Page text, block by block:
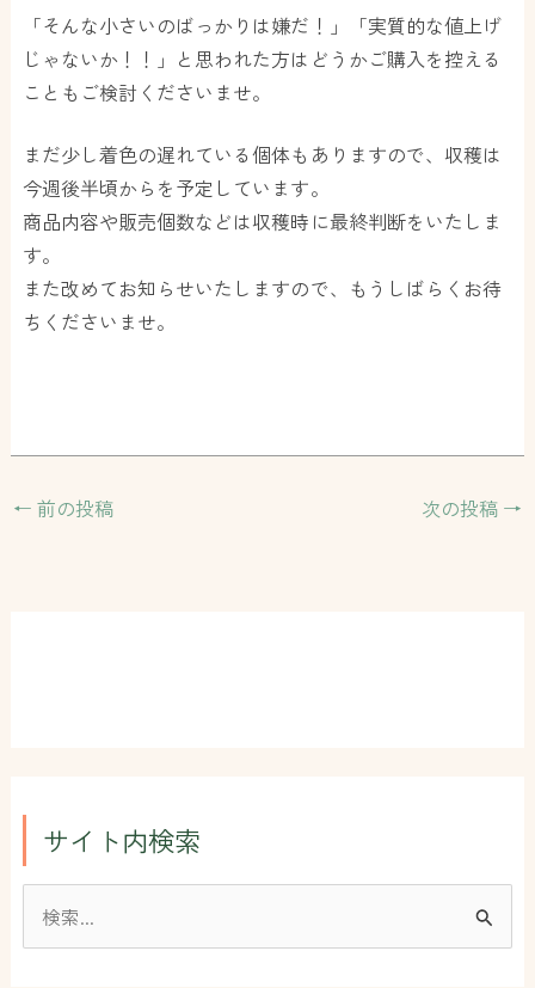
「そんな小さいのばっかりは嫌だ！」「実質的な値上げ
じゃないか！！」と思われた方はどうかご購入を控える
こともご検討くださいませ。
まだ少し着色の遅れている個体もありますので、収穫は
今週後半頃からを予定しています。
商品内容や販売個数などは収穫時に最終判断をいたしま
す。
また改めてお知らせいたしますので、もうしばらくお待
ちくださいませ。
← 前の投稿 次の投稿 →
サイト内検索
索